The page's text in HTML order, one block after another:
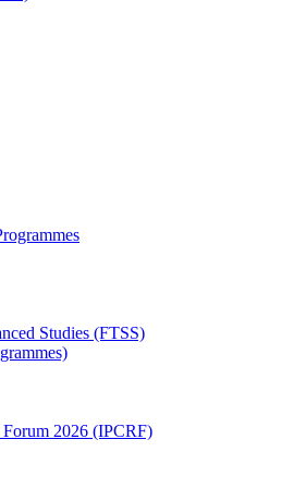
Studies (FTSS)
Forum 2026 (IPCRF)